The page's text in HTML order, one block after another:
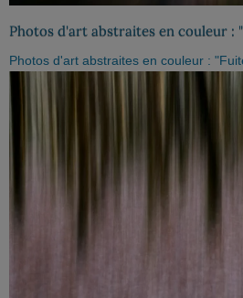
Photos d'art abstraites en couleur :
Photos d'art abstraites en couleur :